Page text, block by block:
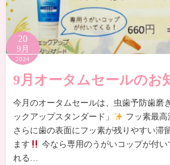
20
9月
2024
9月オータムセールのお
今月のオータムセールは、虫歯予防歯磨
ックアップスタンダード」
フッ素最高
さらに歯の表面にフッ素が残りやすい滞
ます
今なら専用のうがいコップが付い
れる…